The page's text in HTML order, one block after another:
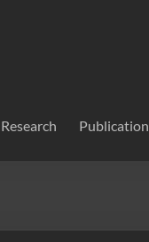
Research Publication